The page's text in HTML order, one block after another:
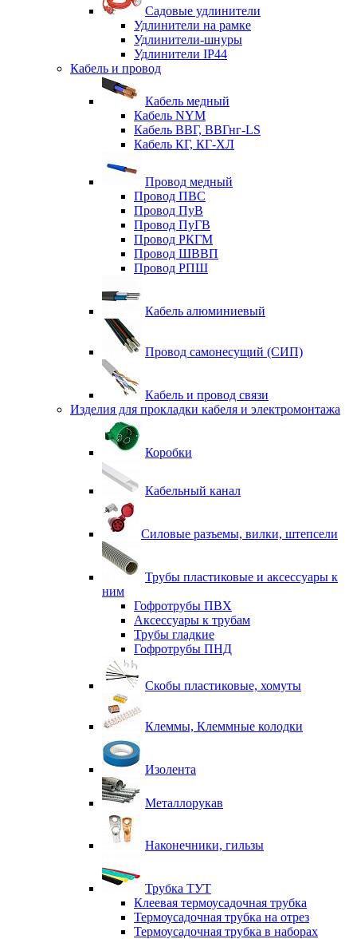
Садовые удлинители
Удлинители на рамке
Удлинители-шнуры
Удлинители IP44
Кабель и провод
Кабель медный
Кабель NYM
Кабель ВВГ, ВВГнг-LS
Кабель КГ, КГ-ХЛ
Провод медный
Провод ПВС
Провод ПуВ
Провод ПуГВ
Провод РКГМ
Провод ШВВП
Провод РПШ
Кабель алюминиевый
Провод самонесущий (СИП)
Кабель и провод связи
Изделия для прокладки кабеля и электромонтажа
Коробки
Кабельный канал
Силовые разъемы, вилки, штепсели
Трубы пластиковые и аксессуары к
ним
Гофротрубы ПВХ
Аксессуары к трубам
Трубы гладкие
Гофротрубы ПНД
Скобы пластиковые, хомуты
Клеммы, Клеммные колодки
Изолента
Металлорукав
Наконечники, гильзы
Трубка ТУТ
Клеевая термоусадочная трубка
Термоусадочная трубка на отрез
Термоусадочная трубка в наборах